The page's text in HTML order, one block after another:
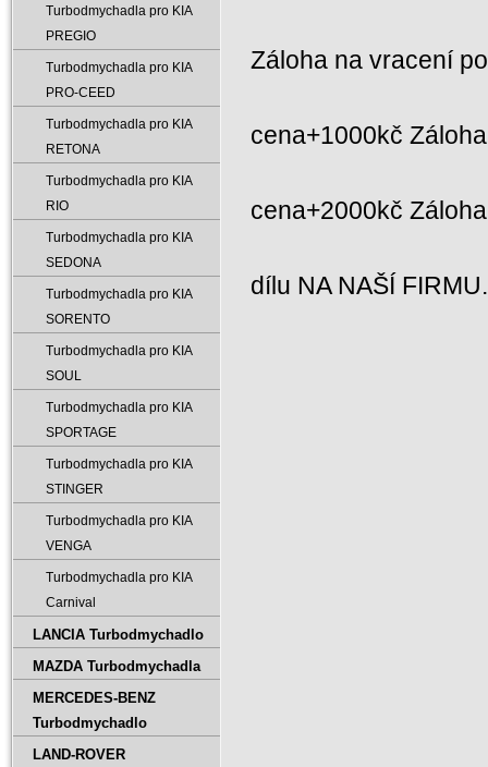
Záloha na vracení
cena+1000kč
cena+2000kč
dílu NA NAŠÍ
Turbodmychadla pro KIA
PREGIO
Turbodmychadla pro KIA
PRO-CEED
Turbodmychadla pro KIA
RETONA
Turbodmychadla pro KIA
RIO
Turbodmychadla pro KIA
SEDONA
Turbodmychadla pro KIA
SORENTO
Turbodmychadla pro KIA
SOUL
Turbodmychadla pro KIA
SPORTAGE
Turbodmychadla pro KIA
STINGER
Turbodmychadla pro KIA
VENGA
Turbodmychadla pro KIA
Carnival
LANCIA Turbodmychadlo
MAZDA Turbodmychadla
MERCEDES-BENZ
Turbodmychadlo
LAND-ROVER